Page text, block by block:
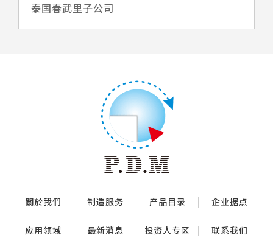
泰国春武里子公司
關於我們 制造服务 产品目录 企业据点
应用领域 最新消息 投资人专区 联系我们